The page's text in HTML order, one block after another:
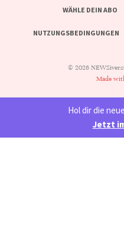
WÄHLE DEIN ABO
NUTZUNGSBEDINGUNGEN
© 2026
Made
Hol dir die
Jetzt